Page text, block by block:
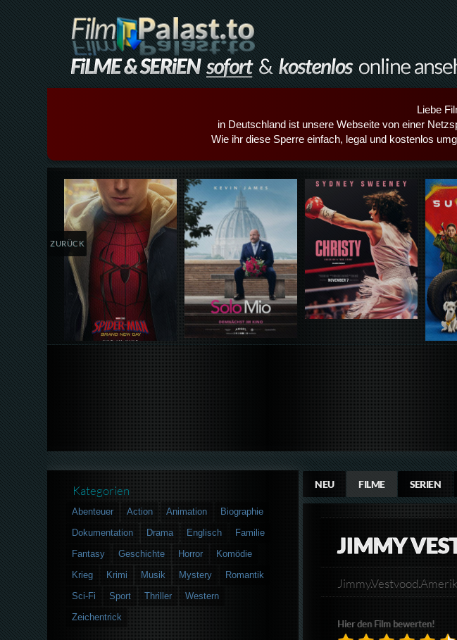
Liebe
in Deutschland ist unsere Webseite von einer
Wie ihr diese Sperre einfach, legal und kostenlos
Details,Play Details,Play Details,Play
ZURÜCK
NEU FILME SERIEN
JIMMY
Hier den Film bewerten!
Kategorien
Abenteuer Action Animation
Biographie
Dokumentation
Drama Englisch
Familie
Fantasy
Geschichte Horror
Komödie
Krieg
Krimi Musik Mystery
Romantik
Sci-Fi
Sport Thriller
Western
Zeichentrick